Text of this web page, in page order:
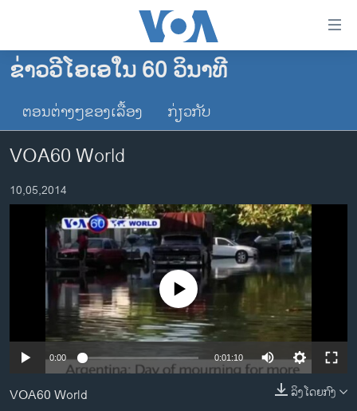
ເຂົ້າ
ຂ້າມ
ຂ້າມ
ຫາ
ຊອກ
ໂຮມເພຈ
ລາວ
ຂ່າວ​ຈີນ
ອິດສະຫຼະພາບດ້ານການຂ່າວ
ຊີວິດຊາວລາວ
ຊຸມຊົນຊາວລາວ
ວິທະຍາສາດ-ເທັກໂນໂລຈີ
ທຸລະກິດ
ຂ່າວວີໂອເອໃນ 60 ວິນາທີ
ຕອນຕ່າງໆຂອງເລື້ອງ ກ່ຽວກັບ
VOA60 World
10,05,2014
No media source currently available
0:00 0:01:10
ລິງໂດຍກົງ
VOA60 World